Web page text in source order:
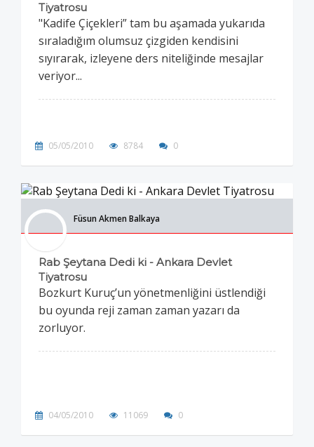
Tiyatrosu
"Kadife Çiçekleri” tam bu aşamada yukarıda
sıraladığım olumsuz çizgiden kendisini
sıyırarak, izleyene ders niteliğinde mesajlar
veriyor...
05/05/2010 8784 0
Füsun Akmen Balkaya
Rab Şeytana Dedi ki - Ankara Devlet
Tiyatrosu
Bozkurt Kuruç’un yönetmenliğini üstlendiği
bu oyunda reji zaman zaman yazarı da
zorluyor.
04/05/2010 11069 0